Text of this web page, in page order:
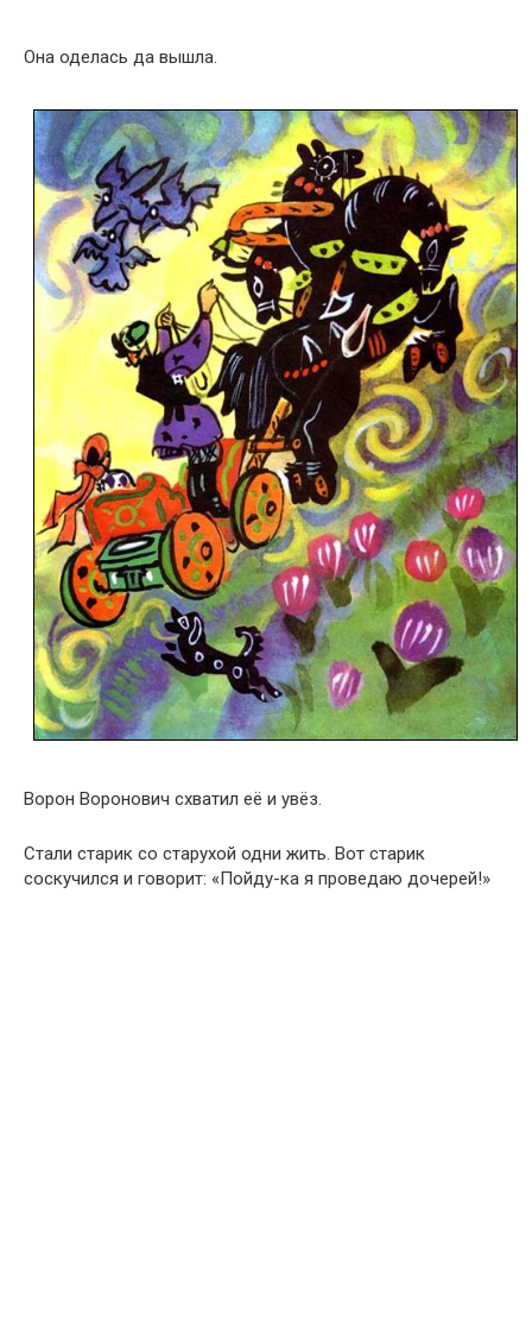
Она оделась да вышла.
Ворон Воронович схватил её и увёз.
Стали старик со старухой одни жить. Вот старик
соскучился и говорит: «Пойду-ка я проведаю дочерей!»